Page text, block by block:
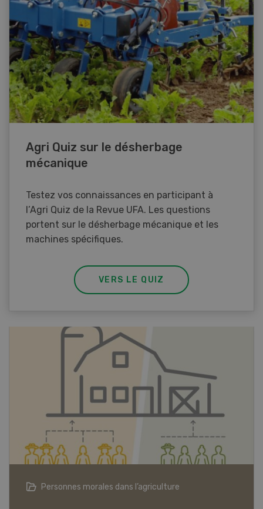
Agri Quiz sur le désherbage
mécanique
Testez vos connaissances en participant à
l’Agri Quiz de la Revue UFA. Les questions
portent sur le désherbage mécanique et les
machines spécifiques.
VERS LE QUIZ
Articles biologiques